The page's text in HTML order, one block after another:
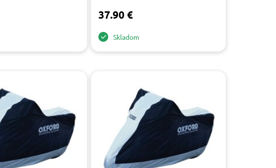
37.90 €
Skladom